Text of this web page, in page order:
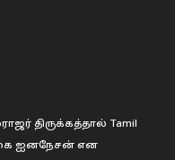
திருக்கத்தால் Tamil
ஐனநேசன் என